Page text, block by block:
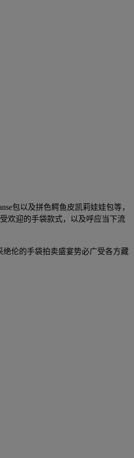
包以及拼色鳄鱼皮凯莉娃娃包等，
欢迎的手袋款式，以及呼应当下流
绝伦的手袋拍卖盛宴势必广受各方藏